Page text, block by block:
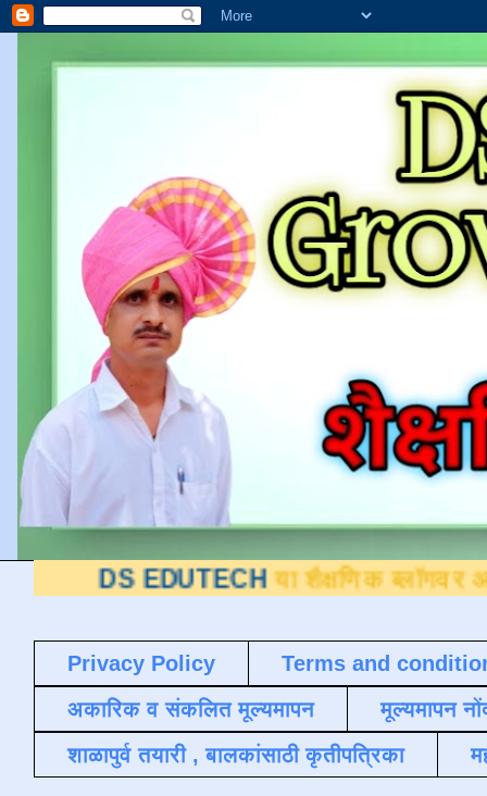
या शैक्षणिक ब्लॉगवर आपले स्वागत
Privacy Policy
Terms and
अकारिक व संकलित मूल्यमापन
मूल्यमापन
शाळापुर्व तयारी , बालकांसाठी कृतीपत्रिका